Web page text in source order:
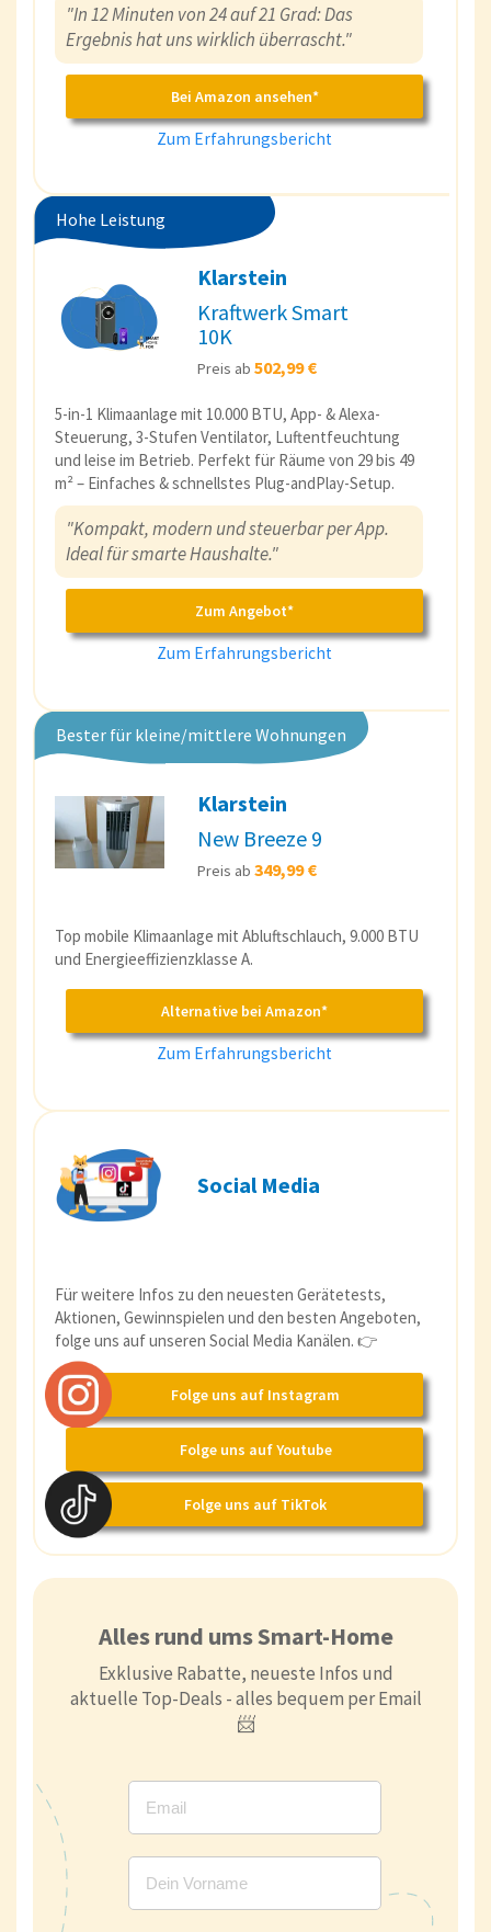
"In 12 Minuten von 24 auf 21 Grad: Das
Ergebnis hat uns wirklich überrascht."
Bei Amazon ansehen*
Zum Erfahrungsbericht
Hohe Leistung
Klarstein
Kraftwerk Smart
10K
Preis ab 502,99 €
5-in-1 Klimaanlage mit 10.000 BTU, App- & Alexa-
Steuerung, 3-Stufen Ventilator, Luftentfeuchtung
und leise im Betrieb. Perfekt für Räume von 29 bis 49
m² – Einfaches & schnellstes Plug-andPlay-Setup.
"Kompakt, modern und steuerbar per App.
Ideal für smarte Haushalte."
Zum Angebot*
Zum Erfahrungsbericht
Bester für kleine/mittlere Wohnungen
Klarstein
New Breeze 9
Preis ab 349,99 €
Top mobile Klimaanlage mit Abluftschlauch, 9.000 BTU
und Energieeffizienzklasse A.
Alternative bei Amazon*
Zum Erfahrungsbericht
Social Media
Für weitere Infos zu den neuesten Gerätetests,
Aktionen, Gewinnspielen und den besten Angeboten,
folge uns auf unseren Social Media Kanälen. 👉
Folge uns auf Instagram
Folge uns auf Youtube
Folge uns auf TikTok
Alles rund ums Smart-Home
Exklusive Rabatte, neueste Infos und
aktuelle Top-Deals - alles bequem per Email
📨